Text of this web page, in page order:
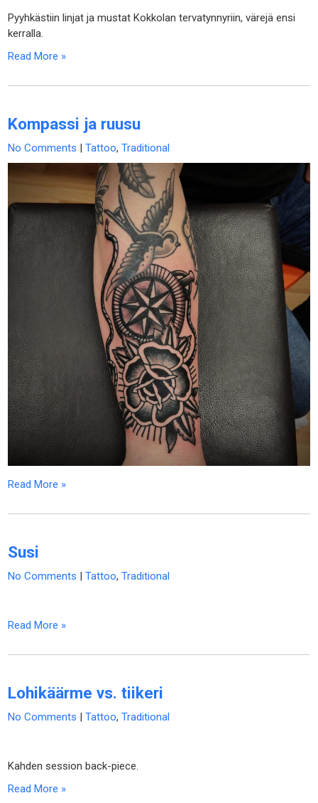
Pyyhkästiin linjat ja mustat Kokkolan tervatynnyriin, värejä ensi
kerralla.
Read More »
Kompassi ja ruusu
No Comments |Tattoo,Traditional
Read More »
Susi
No Comments |Tattoo,Traditional
Read More »
Lohikäärme vs. tiikeri
No Comments |Tattoo,Traditional
Kahden session back-piece.
Read More »